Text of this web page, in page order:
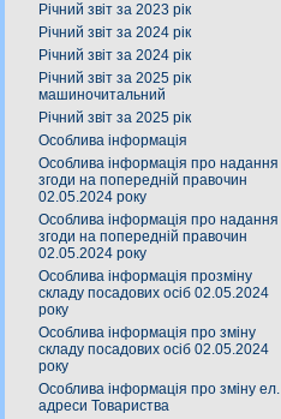
Річний звіт за 2023 рік
Річний звіт за 2024 рік
Річний звіт за 2024 рік
Річний звіт за 2025 рік
машиночитальний
Річний звіт за 2025 рік
Особлива інформація
Особлива інформація про надання
згоди на попередній правочин
02.05.2024 року
Особлива інформація про надання
згоди на попередній правочин
02.05.2024 року
Особлива інформація прозміну
складу посадових осіб 02.05.2024
року
Особлива інформація про зміну
складу посадових осіб 02.05.2024
року
Особлива інформація про зміну ел.
адреси Товариства